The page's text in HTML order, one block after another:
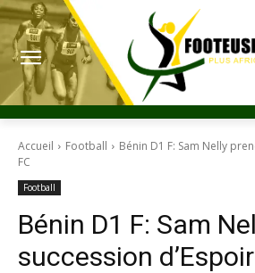
Accueil Football
Bénin D1 F: Sam Nelly
FC
Football
Bénin D1 F: Sam
succession